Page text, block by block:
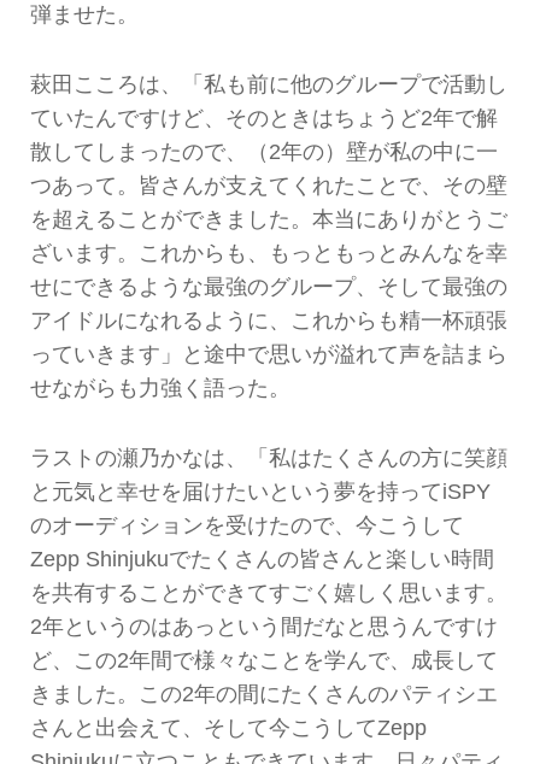
弾ませた。
萩田こころは、「私も前に他のグループで活動し
ていたんですけど、そのときはちょうど2年で解
散してしまったので、（2年の）壁が私の中に一
つあって。皆さんが支えてくれたことで、その壁
を超えることができました。本当にありがとうご
ざいます。これからも、もっともっとみんなを幸
せにできるような最強のグループ、そして最強の
アイドルになれるように、これからも精一杯頑張
っていきます」と途中で思いが溢れて声を詰まら
せながらも力強く語った。
ラストの瀬乃かなは、「私はたくさんの方に笑顔
と元気と幸せを届けたいという夢を持ってiSPY
のオーディションを受けたので、今こうして
Zepp Shinjukuでたくさんの皆さんと楽しい時間
を共有することができてすごく嬉しく思います。
2年というのはあっという間だなと思うんですけ
ど、この2年間で様々なことを学んで、成長して
きました。この2年の間にたくさんのパティシエ
さんと出会えて、そして今こうしてZepp